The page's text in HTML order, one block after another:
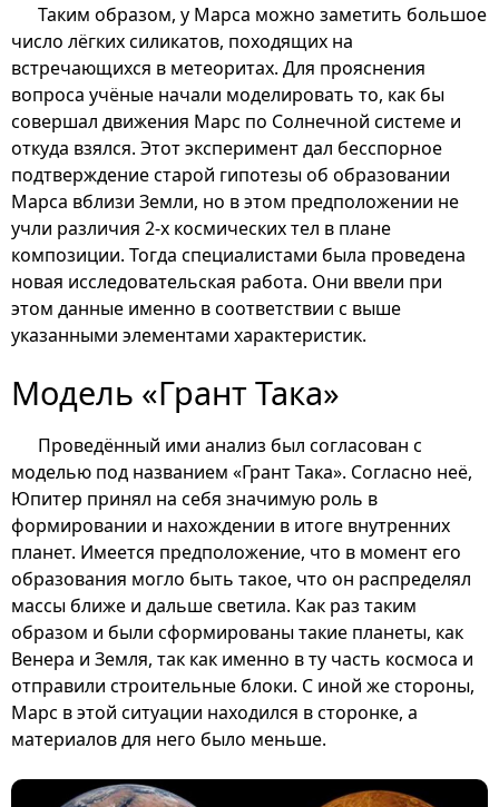
Таким образом, у Марса можно заметить большое
число лёгких силикатов, походящих на
встречающихся в метеоритах. Для прояснения
вопроса учёные начали моделировать то, как бы
совершал движения Марс по Солнечной системе и
откуда взялся. Этот эксперимент дал бесспорное
подтверждение старой гипотезы об образовании
Марса вблизи Земли, но в этом предположении не
учли различия 2-х космических тел в плане
композиции. Тогда специалистами была проведена
новая исследовательская работа. Они ввели при
этом данные именно в соответствии с выше
указанными элементами характеристик.
Модель «Грант Така»
Проведённый ими анализ был согласован с
моделью под названием «Грант Така». Согласно неё,
Юпитер принял на себя значимую роль в
формировании и нахождении в итоге внутренних
планет. Имеется предположение, что в момент его
образования могло быть такое, что он распределял
массы ближе и дальше светила. Как раз таким
образом и были сформированы такие планеты, как
Венера и Земля, так как именно в ту часть космоса и
отправили строительные блоки. С иной же стороны,
Марс в этой ситуации находился в сторонке, а
материалов для него было меньше.